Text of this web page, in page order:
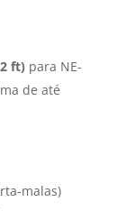
ft) para NE-
de até
malas)